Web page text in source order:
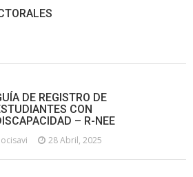
DE REGISTRO DE
CON
– R-NEE
28 Abril, 2025